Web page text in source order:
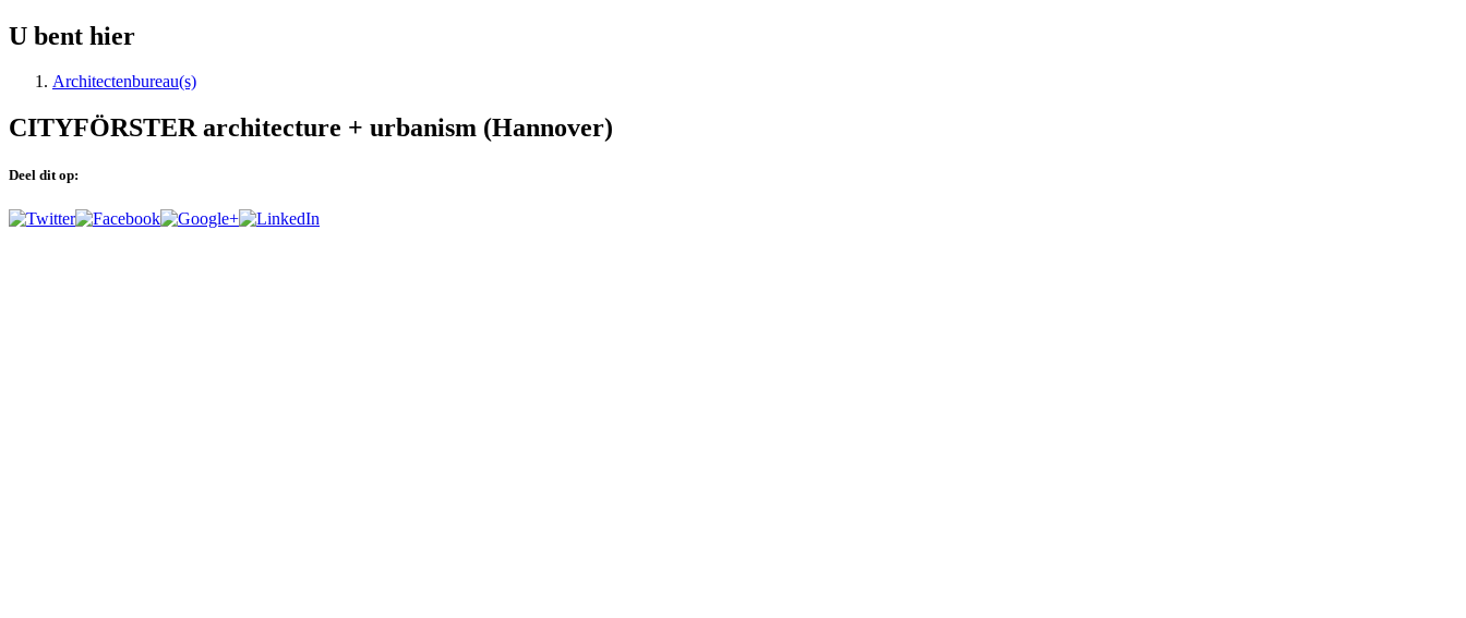
U bent hier
Architectenbureau(s)
CITYFÖRSTER architecture + urbanism (Hannover)
Deel dit op: